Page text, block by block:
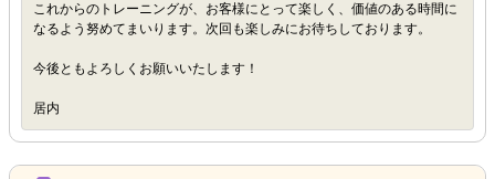
これからのトレーニングが、お客様にとって楽しく、価値のある時間に
なるよう努めてまいります。次回も楽しみにお待ちしております。
今後ともよろしくお願いいたします！
居内